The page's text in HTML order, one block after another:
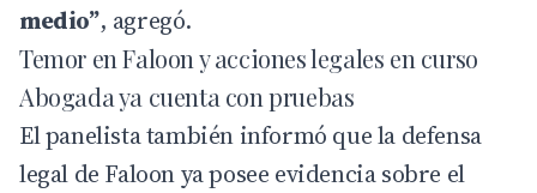
medio”, agregó.
Temor en Faloon y acciones legales en curso
Abogada ya cuenta con pruebas
El panelista también informó que la defensa
legal de Faloon ya posee evidencia sobre el